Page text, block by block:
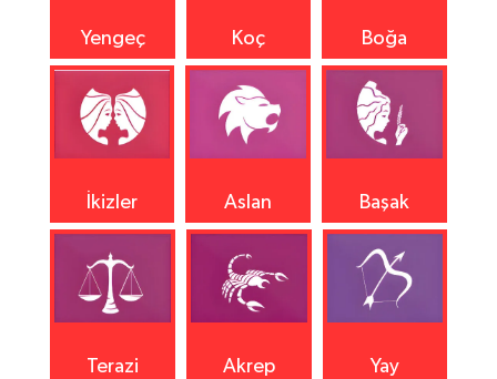
Yengeç Koç Boğa
İkizler Aslan Başak
Terazi Akrep Yay